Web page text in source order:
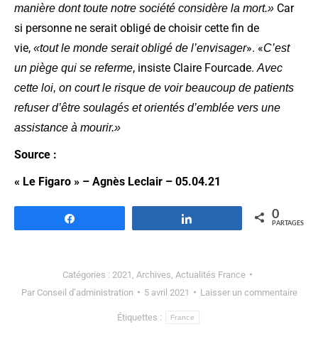
manière dont toute notre société considère la mort.» Car
si personne ne serait obligé de choisir cette fin de
vie, «tout le monde serait obligé de l’envisager». «C’est
un piège qui se referme, insiste Claire Fourcade. Avec
cette loi, on court le risque de voir beaucoup de patients
refuser d’être soulagés et orientés d’emblée vers une
assistance à mourir.»
Source :
« Le Figaro » – Agnès Leclair – 05.04.21
0
PARTAGES
Catégories : 2021 Archives Actualités France
Par Conseil d’administration 5 avril 2021 Laisser un commentaire
Étiquettes : France